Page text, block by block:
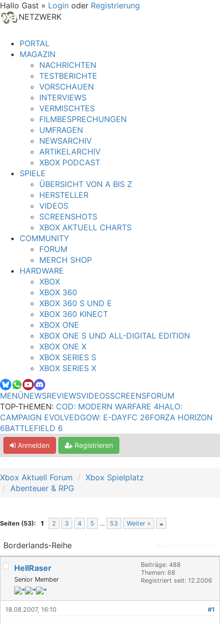
Hallo Gast » Login oder Registrierung
NETZWERK
PORTAL
MAGAZIN
NACHRICHTEN
TESTBERICHTE
VORSCHAUEN
INTERVIEWS
VERMISCHTES
FILMBESPRECHUNGEN
UMFRAGEN
NEWSARCHIV
ARTIKELARCHIV
XBOX PODCAST
SPIELE
ÜBERSICHT VON A BIS Z
HERSTELLER
VIDEOS
SCREENSHOTS
XBOX AKTUELL CHARTS
COMMUNITY
FORUM
MERCH SHOP
HARDWARE
XBOX
XBOX 360
XBOX 360 S UND E
XBOX 360 KINECT
XBOX ONE
XBOX ONE S UND ALL-DIGITAL EDITION
XBOX ONE X
XBOX SERIES S
XBOX SERIES X
MENÜNEWSREVIEWSVIDEOSSCREENSFORUM
TOP-THEMEN: COD: MODERN WARFARE 4HALO:
CAMPAIGN EVOLVEDGOW: E-DAYFC 26FORZA HORIZON
6BATTLEFIELD 6
Anmelden Registrieren
Xbox Aktuell Forum
Xbox Spielplatz
Abenteuer & RPG
Seiten (53): 1 2 3 4 5 … 53 Weiter »
Borderlands-Reihe
HellRaser
Senior Member
Beiträge: 488
Themen: 68
Registriert seit: 12.2006
#1
18.08.2007, 16:10